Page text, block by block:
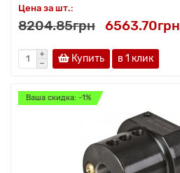
Цена за шт.:
8204.85грн 6563.70грн
Купить в 1 клик
Ваша скидка: -1%